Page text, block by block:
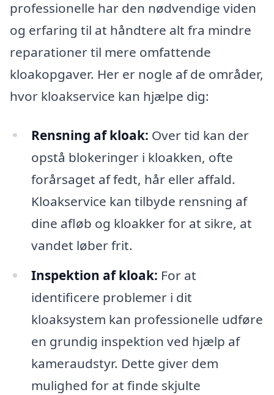
professionelle har den nødvendige viden
og erfaring til at håndtere alt fra mindre
reparationer til mere omfattende
kloakopgaver. Her er nogle af de områder,
hvor kloakservice kan hjælpe dig:
Rensning af kloak: Over tid kan der
opstå blokeringer i kloakken, ofte
forårsaget af fedt, hår eller affald.
Kloakservice kan tilbyde rensning af
dine afløb og kloakker for at sikre, at
vandet løber frit.
Inspektion af kloak: For at
identificere problemer i dit
kloaksystem kan professionelle udføre
en grundig inspektion ved hjælp af
kameraudstyr. Dette giver dem
mulighed for at finde skjulte